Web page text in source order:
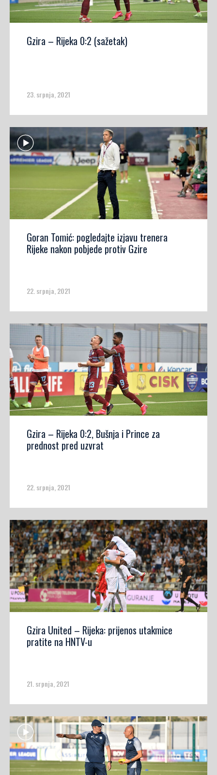
Gzira – Rijeka 0:2 (sažetak)
23. srpnja, 2021
Goran Tomić: pogledajte izjavu trenera
Rijeke nakon pobjede protiv Gzire
22. srpnja, 2021
Gzira – Rijeka 0:2, Bušnja i Prince za
prednost pred uzvrat
22. srpnja, 2021
Gzira United – Rijeka: prijenos utakmice
pratite na HNTV-u
21. srpnja, 2021